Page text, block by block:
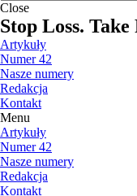
Close
Stop Loss.
Artykuły
Numer 42
Nasze numery
Redakcja
Kontakt
Menu
Artykuły
Numer 42
Nasze numery
Redakcja
Kontakt